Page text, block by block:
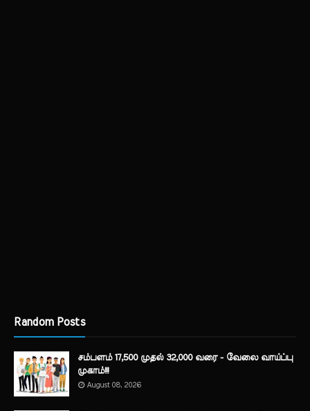
Random Posts
சம்பளம் 17,500 முதல் 32,000 வரை - வேலை வாய்ப்பு
முகாம்!!!
August 08, 2026